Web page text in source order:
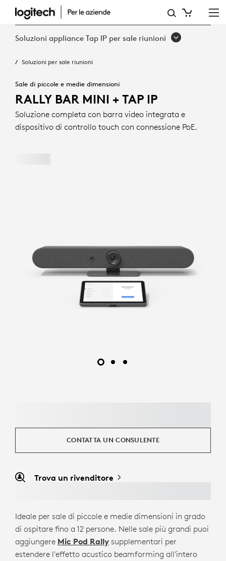
RALLY
BAR
TAP
Soluzioni appliance Tap IP per sale riunioni
Soluzioni per sale riunioni
Sale di piccole e medie dimensioni
RALLY BAR MINI + TAP IP
Soluzione completa con barra video integrata e
dispositivo di controllo touch con connessione PoE.
CONTATTA UN CONSULENTE
Trova un rivenditore
Ideale per sale di piccole e medie dimensioni in grado
di ospitare fino a 12 persone. Nelle sale più grandi puoi
aggiungere Mic Pod Rally supplementari per
estendere l'effetto acustico beamforming all'intero